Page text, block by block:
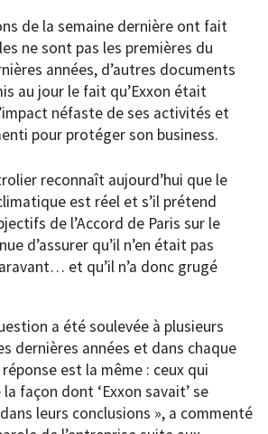
de la semaine dernière ont fait
ne sont pas les premières du
années, d’autres documents
au jour le fait qu’Exxon était
néfaste de ses activités et
pour protéger son business.
reconnaît aujourd’hui que le
est réel et s’il prétend
de l’Accord de Paris sur le
d’assurer qu’il n’en était pas
et qu’il n’a donc grugé
a été soulevée à plusieurs
dernières années et dans chaque
est la même : ceux qui
façon dont ‘Exxon savait’ se
leurs conclusions », a commenté